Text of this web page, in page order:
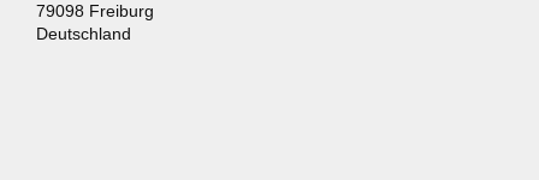
79098 Freiburg
Deutschland